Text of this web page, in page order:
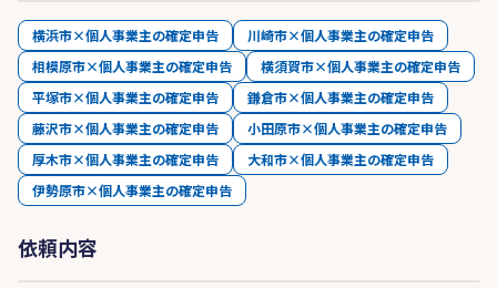
横浜市×個人事業主の確定申告
川崎市×個人事業主の確定申告
相模原市×個人事業主の確定申告
横須賀市×個人事業主の確定申告
平塚市×個人事業主の確定申告
鎌倉市×個人事業主の確定申告
藤沢市×個人事業主の確定申告
小田原市×個人事業主の確定申告
厚木市×個人事業主の確定申告
大和市×個人事業主の確定申告
伊勢原市×個人事業主の確定申告
依頼内容